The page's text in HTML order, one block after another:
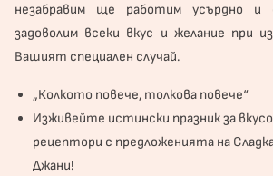
незабравим ще работим усърдно и
задоволим всеки вкус и желание при
Вашият специален случай.
„Колкото повече, толкова повече“
Изживейте истински празник за
рецептори с предложенията на
Джани!